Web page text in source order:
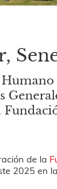
de la
2025 en